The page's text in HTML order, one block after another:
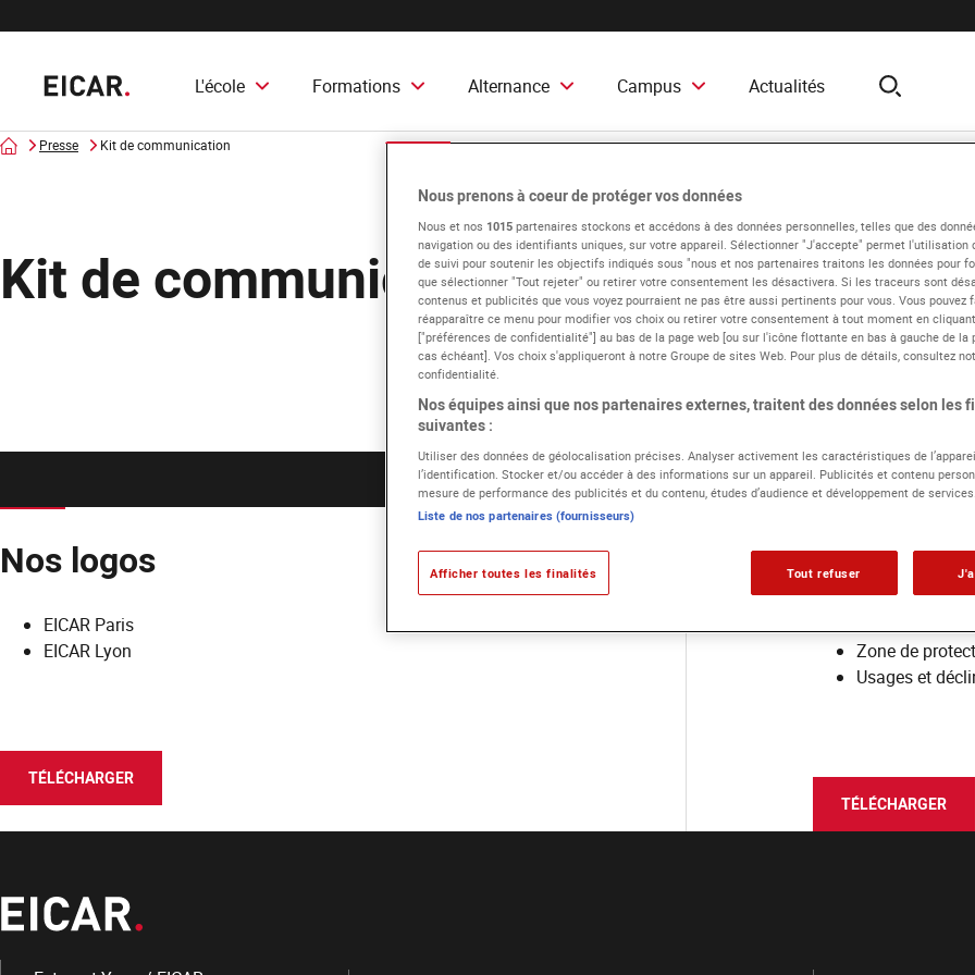
L'école Formations Alternance Campus Actualités search
AccueilPresse Kit de communication
Kit de communication
Presse Communiqués de presse Kit de communication
Nos logos
EICAR Paris
EICAR Lyon
TÉLÉCHARGER
Les
Zone de
Usages et
TÉLÉCHARGER
Nous prenons à coeur de protéger vos données
Nous et nos 1015 partenaires stockons et accédons à des données personnelles, telles que des
navigation ou des identifiants uniques, sur votre appareil. Sélectionner "J'accepte" permet l'utilisation
de suivi pour soutenir les objectifs indiqués sous "nous et nos partenaires traitons les données pour
que sélectionner "Tout rejeter" ou retirer votre consentement les désactivera. Si les traceurs sont
contenus et publicités que vous voyez pourraient ne pas être aussi pertinents pour vous. Vous pouvez
réapparaître ce menu pour modifier vos choix ou retirer votre consentement à tout moment en
["préférences de confidentialité"] au bas de la page web [ou sur l'icône flottante en bas à gauche de la
cas échéant]. Vos choix s'appliqueront à notre Groupe de sites Web. Pour plus de détails, consultez
confidentialité.
Nos équipes ainsi que nos partenaires externes, traitent des données selon les
suivantes :
Utiliser des données de géolocalisation précises. Analyser activement les caractéristiques de
l’identification. Stocker et/ou accéder à des informations sur un appareil. Publicités et contenu
mesure de performance des publicités et du contenu, études d’audience et développement de services.
Liste de nos partenaires (fournisseurs)
Tout refuser
Afficher toutes les finalités